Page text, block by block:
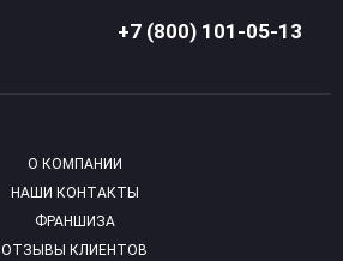
+7 (800) 101-05-13
О КОМПАНИИ
НАШИ КОНТАКТЫ
ФРАНШИЗА
ОТЗЫВЫ КЛИЕНТОВ